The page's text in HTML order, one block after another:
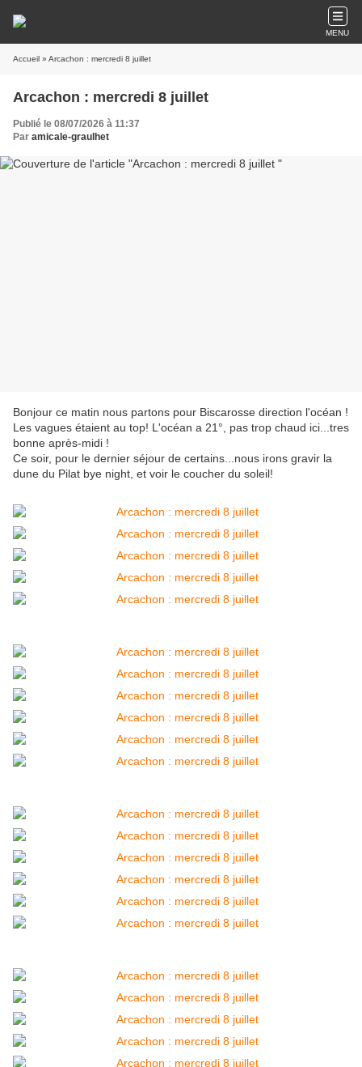
MENU
Accueil » Arcachon : mercredi 8 juillet
Arcachon : mercredi 8 juillet
Publié le 08/07/2026 à 11:37
Par amicale-graulhet
Bonjour ce matin nous partons pour Biscarosse direction l'océan !
Les vagues étaient au top! L'océan a 21°, pas trop chaud ici...tres
bonne après-midi !
Ce soir, pour le dernier séjour de certains...nous irons gravir la
dune du Pilat bye night, et voir le coucher du soleil!